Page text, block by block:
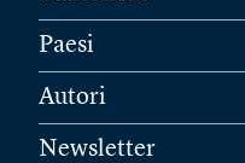
Paesi
Autori
Newsletter